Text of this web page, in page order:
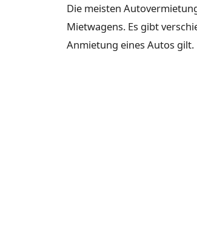
Die meisten
Mietwagens. Es gibt
Anmietung eines Autos gilt.